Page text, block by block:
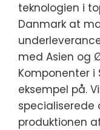
teknologien i
Danmark at
med Asien og
Komponenter
eksempel på.
specialiserede
produktionen